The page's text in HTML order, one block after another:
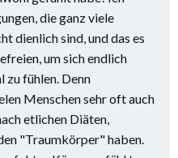
die ganz viele
dienlich sind, und das es
um sich endlich
zu fühlen. Denn
Menschen sehr oft auch
etlichen Diäten,
"Traumkörper" haben.